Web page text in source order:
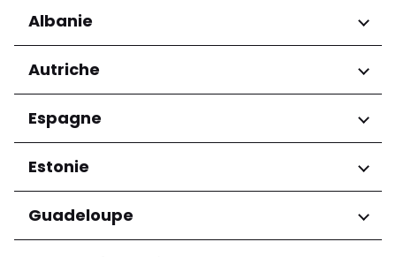
Albanie
Régions
Préfecture de Tirana
Autriche
Régions
Niederösterreich
Salzburg
Wien
Espagne
Régions
Andalucía
Estonie
Régions
Harju maakond
Guadeloupe